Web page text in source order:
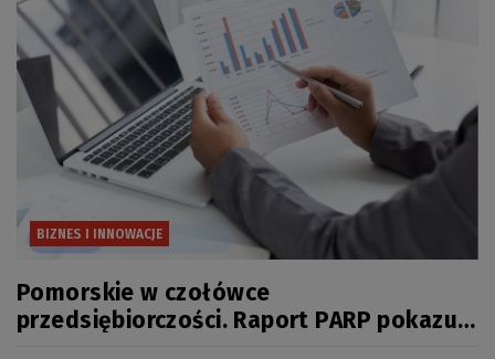
BIZNES I INNOWACJE
Pomorskie w czołówce
przedsiębiorczości. Raport PARP pokazuje